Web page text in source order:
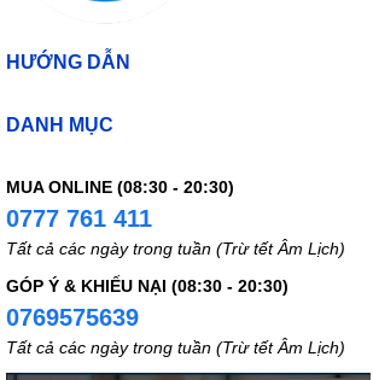
HƯỚNG DẪN
DANH MỤC
MUA ONLINE (08:30 - 20:30)
0777 761 411
Tất cả các ngày trong tuần (Trừ tết Âm Lịch)
GÓP Ý & KHIẾU NẠI (08:30 - 20:30)
0769575639
Tất cả các ngày trong tuần (Trừ tết Âm Lịch)